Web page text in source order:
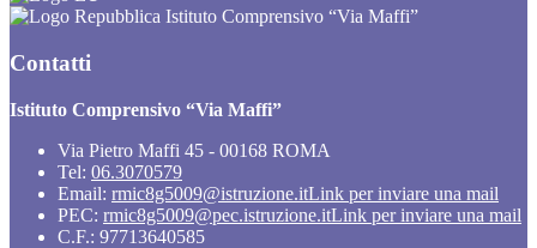
Istituto Comprensivo “Via Maffi”
Contatti
Istituto Comprensivo “Via Maffi”
Via Pietro Maffi 45 - 00168 ROMA
Tel: 06.3070579
Email: rmic8g5009@istruzione.itLink per inviare una mail
PEC: rmic8g5009@pec.istruzione.itLink per inviare una mail
C.F.: 97713640585